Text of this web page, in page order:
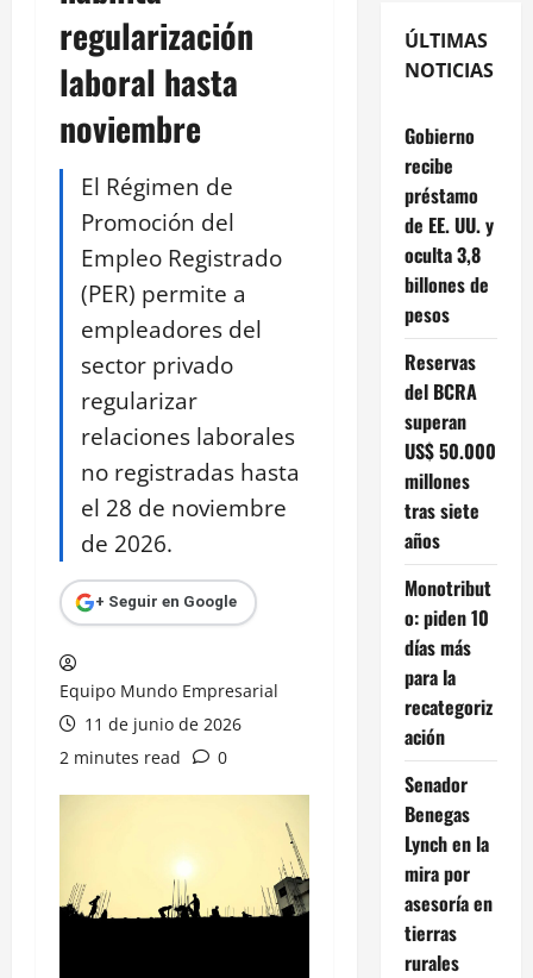
regularización
laboral hasta
noviembre
El Régimen de
Promoción del
Empleo Registrado
(PER) permite a
empleadores del
sector privado
regularizar
relaciones laborales
no registradas hasta
el 28 de noviembre
de 2026.
+ Seguir en Google
Equipo Mundo Empresarial
11 de junio de 2026
2 minutes read
0
ÚLTIMAS
NOTICIAS
Gobierno
recibe
préstamo
de EE. UU. y
oculta 3,8
billones de
pesos
Reservas
del BCRA
superan
US$ 50.000
millones
tras siete
años
Monotribut
o: piden 10
días más
para la
recategoriz
ación
Senador
Benegas
Lynch en la
mira por
asesoría en
tierras
rurales